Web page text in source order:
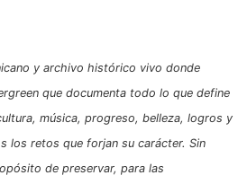
y archivo histórico vivo donde
que documenta todo lo que define
música, progreso, belleza, logros y
los retos que forjan su carácter. Sin
de preservar, para las